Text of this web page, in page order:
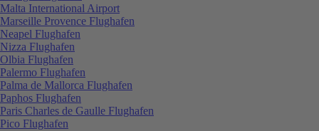
Malta International Airport
Marseille Provence Flughafen
Neapel Flughafen
Nizza Flughafen
Olbia Flughafen
Palermo Flughafen
Palma de Mallorca Flughafen
Paphos Flughafen
Paris Charles de Gaulle Flughafen
Pico Flughafen